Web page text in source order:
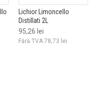
Lichior Mambo Coconut
Distillati 0.7L
45,96 lei
Fără TVA:37,98 lei